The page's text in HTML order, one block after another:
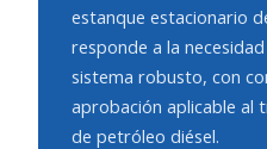
estanque estacionario
responde a la
sistema robusto, con
aprobación aplicable al
de petróleo diésel.